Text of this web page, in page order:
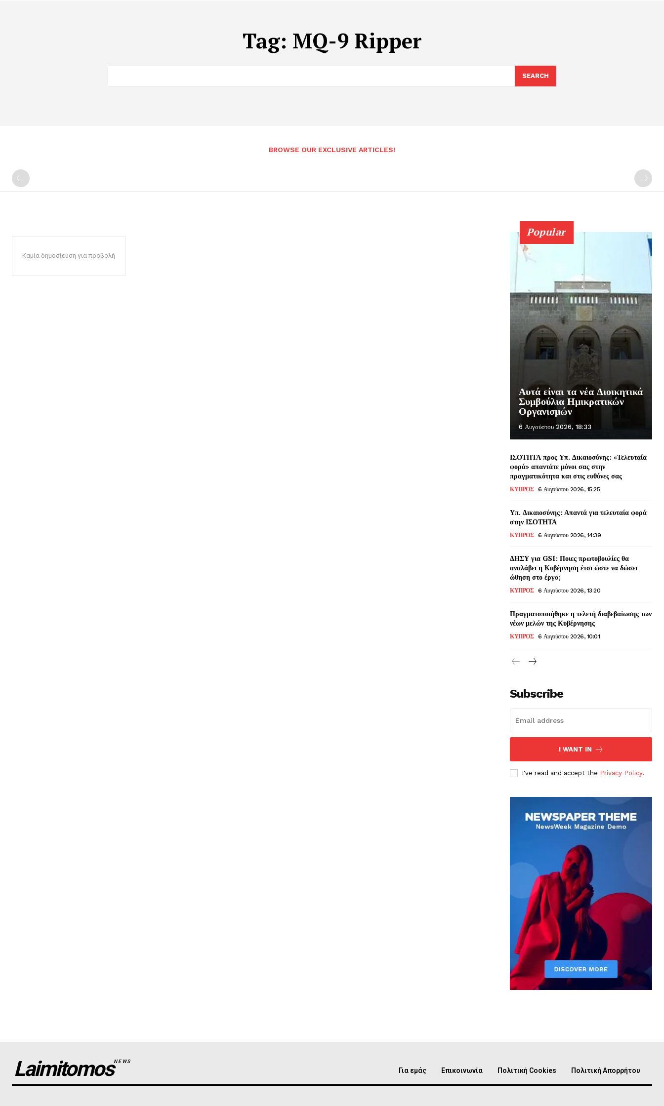
Tag: MQ-9 Ripper
SEARCH
BROWSE OUR EXCLUSIVE ARTICLES!
Καμία δημοσίευση για προβολή
Popular
Αυτά είναι τα νέα Διοικητικά
Συμβούλια Ημικρατικών
Οργανισμών
6 Αυγούστου 2026, 18:33
ΙΣΟΤΗΤΑ προς Υπ. Δικαιοσύνης: «Τελευταία
φορά» απαντάτε μόνοι σας στην
πραγματικότητα και στις ευθύνες σας
ΚΥΠΡΟΣ 6 Αυγούστου 2026, 15:25
Υπ. Δικαιοσύνης: Απαντά για τελευταία φορά
στην ΙΣΟΤΗΤΑ
ΚΥΠΡΟΣ 6 Αυγούστου 2026, 14:39
ΔΗΣΥ για GSI: Ποιες πρωτοβουλίες θα
αναλάβει η Κυβέρνηση έτσι ώστε να δώσει
ώθηση στο έργο;
ΚΥΠΡΟΣ 6 Αυγούστου 2026, 13:20
Πραγματοποιήθηκε η τελετή διαβεβαίωσης των
νέων μελών της Κυβέρνησης
ΚΥΠΡΟΣ 6 Αυγούστου 2026, 10:01
Subscribe
I WANT IN
I've read and accept the Privacy Policy.
LaimitomosNEWS
Για εμάς Επικοινωνία Πολιτική Cookies Πολιτική Απορρήτου